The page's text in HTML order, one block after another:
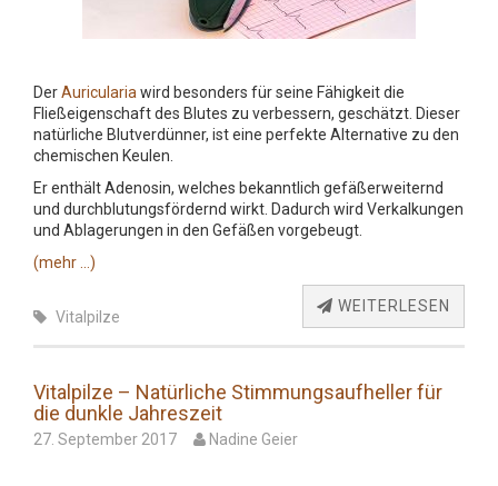
DerAuricularia wird besonders für seine Fähigkeit die
Fließeigenschaft des Blutes zu verbessern, geschätzt. Dieser
natürliche Blutverdünner, ist eine perfekte Alternative zu den
chemischen Keulen.
Er enthält Adenosin, welches bekanntlich gefäßerweiternd
und durchblutungsfördernd wirkt. Dadurch wird Verkalkungen
und Ablagerungen in den Gefäßen vorgebeugt.
(mehr …)
WEITERLESEN
Vitalpilze
Vitalpilze – Natürliche Stimmungsaufheller für
die dunkle Jahreszeit
27. September 2017 Nadine Geier